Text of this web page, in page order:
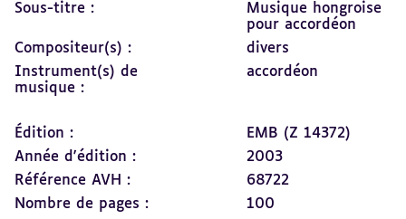
Sous-titre :
Musique hongroise
pour accordéon
Compositeur(s) :
divers
Instrument(s) de
musique :
accordéon
Édition :
EMB (Z 14372)
Année d'édition :
2003
Référence AVH :
68722
Nombre de pages :
100